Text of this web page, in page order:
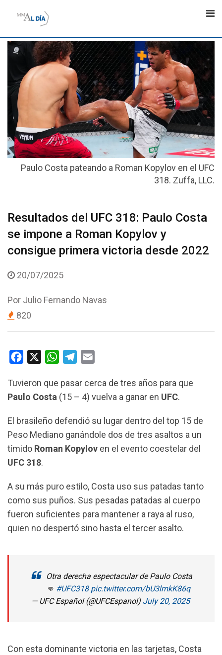
Paulo Costa pateando a Roman Kopylov en el UFC
318. Zuffa, LLC.
Resultados del UFC 318: Paulo Costa
se impone a Roman Kopylov y
consigue primera victoria desde 2022
20/07/2025
Por Julio Fernando Navas
820
c
e
o
o
k
W
a
t
A
p
p
l
e
r
a
m
a
i
Tuvieron que pasar cerca de tres años para que
Paulo Costa (15 – 4) vuelva a ganar en UFC.
El brasileño defendió su lugar dentro del top 15 de
Peso Mediano ganándole dos de tres asaltos a un
tímido Roman Kopylov en el evento coestelar del
UFC 318.
A su más puro estilo, Costa uso sus patadas tanto
como sus puños. Sus pesadas patadas al cuerpo
fueron suficientes para mantener a raya al ruso,
quien no despertó sino hasta el tercer asalto.
Otra derecha espectacular de Paulo Costa
👊 #UFC318 pic.twitter.com/bU3lmkK86q
— UFC Español (@UFCEspanol) July 20, 2025
Con esta dominante victoria en las tarjetas, Costa